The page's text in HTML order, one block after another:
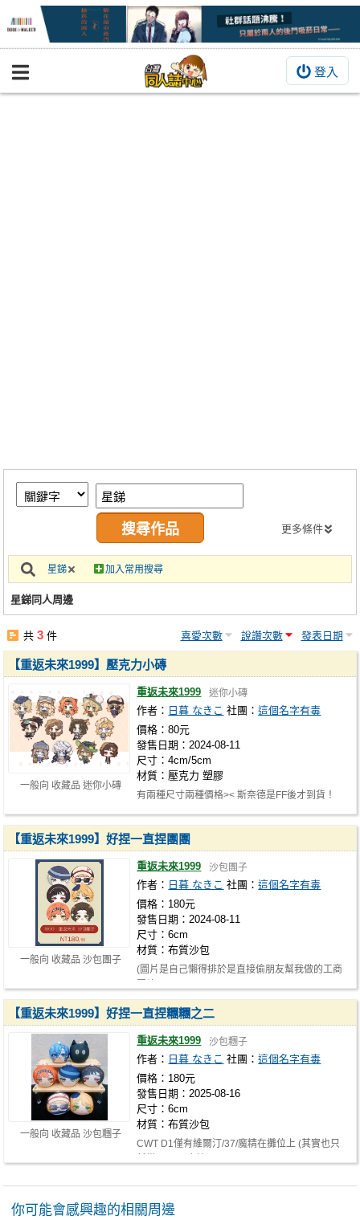
登入
BOOKY書集倉庫
繪圖藝廊
交流中心
攤位轉讓區
會員功能選單
註冊會員
更多條件
星銻 加入常用搜尋
星銻同人周邊
共3 件 喜愛次數 說讚次數 發表日期
一般向 收藏品 迷你小磚
【重返未來1999】壓克力小磚
重返未來1999 迷你小磚
作者： 日暮 なきこ 社團：這個名字有毒
價格：80元
發售日期：2024-08-11
尺寸：4cm/5cm
材質：壓克力 塑膠
有兩種尺寸兩種價格>< 斯奈德是FF後才到貨！
一般向 收藏品 沙包團子
【重返未來1999】好捏一直捏團團
重返未來1999 沙包團子
作者： 日暮 なきこ 社團：這個名字有毒
價格：180元
發售日期：2024-08-11
尺寸：6cm
材質：布質沙包
(圖片是自己懶得排於是直接偷朋友幫我做的工商
一般向 收藏品 沙包糰子
【重返未來1999】好捏一直捏糰糰之二
重返未來1999 沙包糰子
作者： 日暮 なきこ 社團：這個名字有毒
價格：180元
發售日期：2025-08-16
尺寸：6cm
材質：布質沙包
CWT D1僅有維爾汀/37/魔精在攤位上 (其實也只
你可能會感興趣的相關周邊